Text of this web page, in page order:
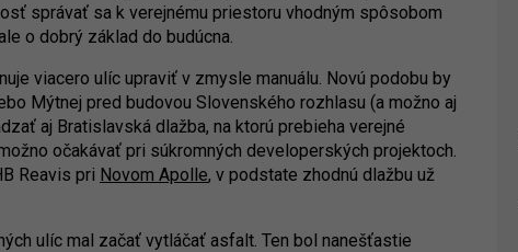
správať sa k verejnému priestoru vhodným spôsobom
o dobrý základ do budúcna.
viacero ulíc upraviť v zmysle manuálu. Novú podobu by
Mýtnej pred budovou Slovenského rozhlasu (a možno aj
aj Bratislavská dlažba, na ktorú prebieha verejné
očakávať pri súkromných developerských projektoch.
Reavis pri Novom Apolle, v podstate zhodnú dlažbu už
ulíc mal začať vytláčať asfalt. Ten bol nanešťastie